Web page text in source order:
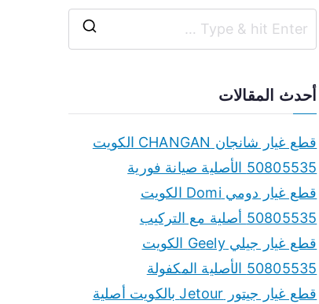
r
أحدث المقالات
قطع غيار شانجان CHANGAN الكويت
50805535 الأصلية صيانة فورية
قطع غيار دومي Domi الكويت
50805535 أصلية مع التركيب
قطع غيار جيلي Geely الكويت
50805535 الأصلية المكفولة
قطع غيار جيتور Jetour بالكويت أصلية